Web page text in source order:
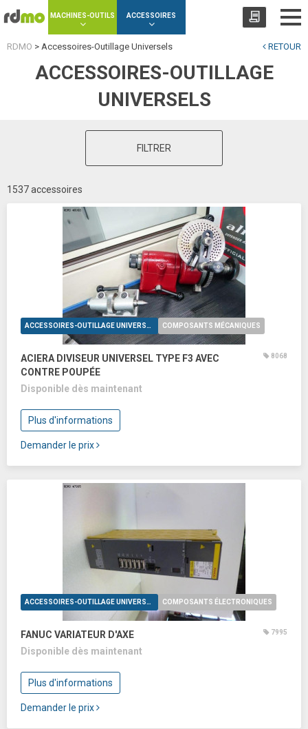
MACHINES-OUTILS ACCESSOIRES
RETOUR
RDMO > Accessoires-Outillage Universels
ACCESSOIRES-OUTILLAGE
UNIVERSELS
FILTRER
1537 accessoires
ACCESSOIRES-OUTILLAGE UNIVERSELS COMPOSANTS MÉCANIQUES
ACIERA DIVISEUR UNIVERSEL TYPE F3 AVEC
CONTRE POUPÉE
8068
Disponible dès maintenant
Plus d'informations
Demander le prix
ACCESSOIRES-OUTILLAGE UNIVERSELS COMPOSANTS ÉLECTRONIQUES
FANUC VARIATEUR D'AXE 7995
Disponible dès maintenant
Plus d'informations
Demander le prix